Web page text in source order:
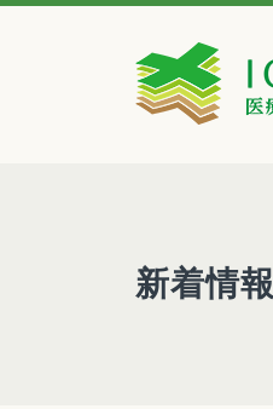
新着情報